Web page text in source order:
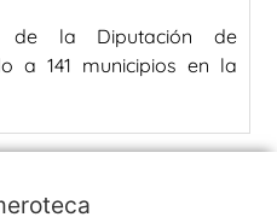
la Diputación de
a 141 municipios en la